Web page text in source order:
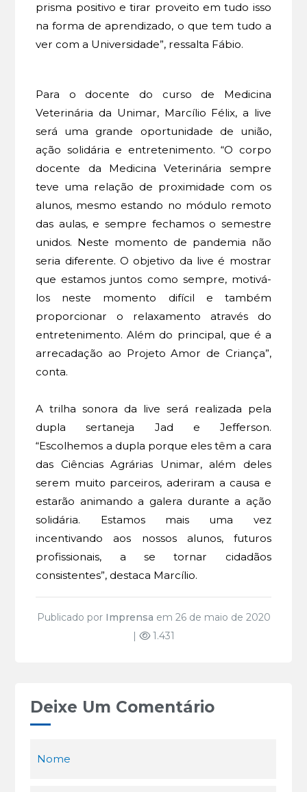
prisma positivo e tirar proveito em tudo isso
na forma de aprendizado, o que tem tudo a
ver com a Universidade”, ressalta Fábio.
Para o docente do curso de Medicina
Veterinária da Unimar, Marcílio Félix, a live
será uma grande oportunidade de união,
ação solidária e entretenimento. “O corpo
docente da Medicina Veterinária sempre
teve uma relação de proximidade com os
alunos, mesmo estando no módulo remoto
das aulas, e sempre fechamos o semestre
unidos. Neste momento de pandemia não
seria diferente. O objetivo da live é mostrar
que estamos juntos como sempre, motivá-
los neste momento difícil e também
proporcionar o relaxamento através do
entretenimento. Além do principal, que é a
arrecadação ao Projeto Amor de Criança”,
conta.
A trilha sonora da live será realizada pela
dupla sertaneja Jad e Jefferson.
“Escolhemos a dupla porque eles têm a cara
das Ciências Agrárias Unimar, além deles
serem muito parceiros, aderiram a causa e
estarão animando a galera durante a ação
solidária. Estamos mais uma vez
incentivando aos nossos alunos, futuros
profissionais, a se tornar cidadãos
consistentes”, destaca Marcílio.
Publicado por Imprensa em 26 de maio de 2020
|
1.431
Deixe Um Comentário